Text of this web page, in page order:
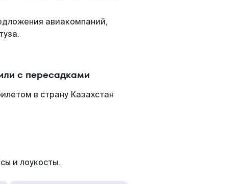
авиакомпаний,
с пересадками
в страну Казахстан
и лоукосты.